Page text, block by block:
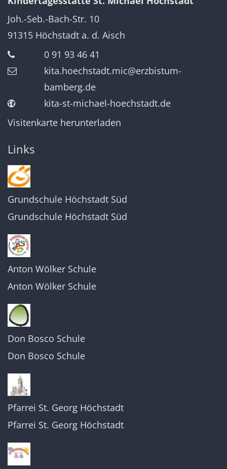
Joh.-Seb.-Bach-Str. 10
91315 Höchstadt a. d. Aisch
0 91 93 46 41
kita.hoechstadt.mic@erzbistum-
bamberg.de
kita-st-michael-hoechstadt.de
Visitenkarte herunterladen
Links
Grundschule Höchstadt Süd
Grundschule Höchstadt Süd
Anton Wölker Schule
Anton Wölker Schule
Don Bosco Schule
Don Bosco Schule
Pfarrei St. Georg Höchstadt
Pfarrei St. Georg Höchstadt